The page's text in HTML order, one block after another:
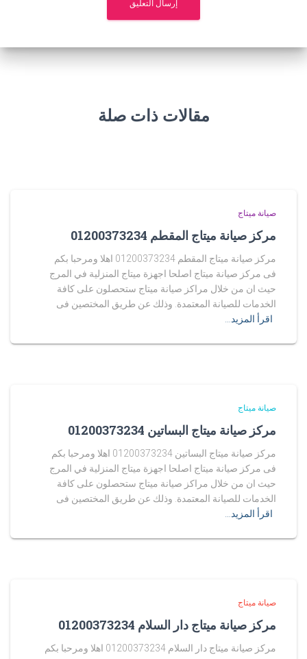
مقالات ذات صلة
صيانة ميتاج
مركز صيانة ميتاج المقطم 01200373234
مركز صيانة ميتاج المقطم 01200373234 اهلا ومرحبا بكم
فى مركز صيانة ميتاج اصلحا اجهزة ميتاج المنزلية في المرج
حيث ان من خلال مراكز صيانة ميتاج ستحصلون على كافة
الخدمات للصيانة المعتمدة. وذلك عن طريق المختصين فى
اقرأ المزيد…
صيانة ميتاج
مركز صيانة ميتاج البساتين 01200373234
مركز صيانة ميتاج البساتين 01200373234 اهلا ومرحبا بكم
فى مركز صيانة ميتاج اصلحا اجهزة ميتاج المنزلية في المرج
حيث ان من خلال مراكز صيانة ميتاج ستحصلون على كافة
الخدمات للصيانة المعتمدة. وذلك عن طريق المختصين فى
اقرأ المزيد…
صيانة ميتاج
مركز صيانة ميتاج دار السلام 01200373234
مركز صيانة ميتاج دار السلام 01200373234 اهلا ومرحبا بكم